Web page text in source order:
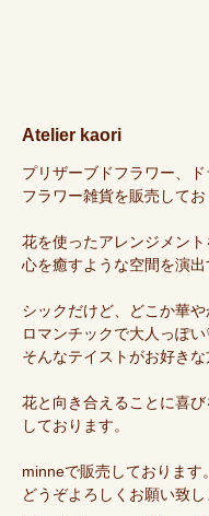
Atelier kaori
プリザーブドフラワー、
フラワー雑貨を販売してお
花を使ったアレンジメン
心を癒すような空間を演出
シックだけど、どこか華や
ロマンチックで大人っぽ
そんなテイストがお好き
花と向き合えることに喜
しております。
minneで販売しております。
どうぞよろしくお願い致し